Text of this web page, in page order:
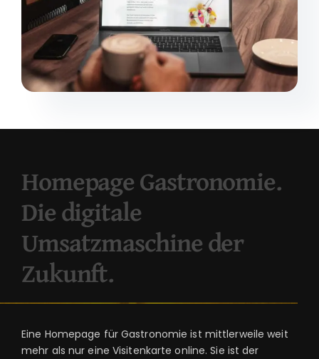
Homepage Gastronomie.
Die digitale
Umsatzmaschine der
Zukunft.
Eine Homepage für Gastronomie ist mittlerweile weit
mehr als nur eine Visitenkarte online. Sie ist der